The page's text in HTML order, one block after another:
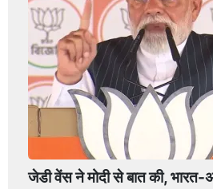
जेडी वेंस ने मोदी से बात की, भारत-